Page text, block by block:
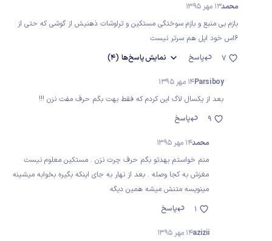
محمد13 مهر 1395
بازم بی منبع و بازم سوختگی مستکین و تراوشات ذهنیش از گوشی که حتی از
۶اس خود اپل هم سرتر نیست
پاسخ
نمایشپاسخ‌ها (4) 7
Parsi boy14 مهر 1395
بعد از یکسال لاگ این کردم که فقط بهت بگم حرف مفت نزن !!!
پاسخ
9
محمد14 مهر 1395
منم خواستم بهدتو بگم حرف چرت نزن . مستکین معلوم نیست
مغزش به کجا وصله . بعد از نهار به جای اینکه بگیره بخوابه میشینه
مینویسه متنش میشه همین دیگه
پاسخ
1
azizii14 مهر 1395